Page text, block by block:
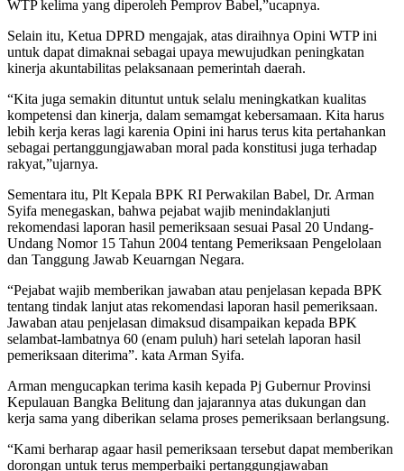
WTP kelima yang diperoleh Pemprov Babel,”ucapnya.
Selain itu, Ketua DPRD mengajak, atas diraihnya Opini WTP ini
untuk dapat dimaknai sebagai upaya mewujudkan peningkatan
kinerja akuntabilitas pelaksanaan pemerintah daerah.
“Kita juga semakin dituntut untuk selalu meningkatkan kualitas
kompetensi dan kinerja, dalam semamgat kebersamaan. Kita harus
lebih kerja keras lagi karenia Opini ini harus terus kita pertahankan
sebagai pertanggungjawaban moral pada konstitusi juga terhadap
rakyat,”ujarnya.
Sementara itu, Plt Kepala BPK RI Perwakilan Babel, Dr. Arman
Syifa menegaskan, bahwa pejabat wajib menindaklanjuti
rekomendasi laporan hasil pemeriksaan sesuai Pasal 20 Undang-
Undang Nomor 15 Tahun 2004 tentang Pemeriksaan Pengelolaan
dan Tanggung Jawab Keuarngan Negara.
“Pejabat wajib memberikan jawaban atau penjelasan kepada BPK
tentang tindak lanjut atas rekomendasi laporan hasil pemeriksaan.
Jawaban atau penjelasan dimaksud disampaikan kepada BPK
selambat-lambatnya 60 (enam puluh) hari setelah laporan hasil
pemeriksaan diterima”. kata Arman Syifa.
Arman mengucapkan terima kasih kepada Pj Gubernur Provinsi
Kepulauan Bangka Belitung dan jajarannya atas dukungan dan
kerja sama yang diberikan selama proses pemeriksaan berlangsung.
“Kami berharap agaar hasil pemeriksaan tersebut dapat memberikan
dorongan untuk terus memperbaiki pertanggungjawaban